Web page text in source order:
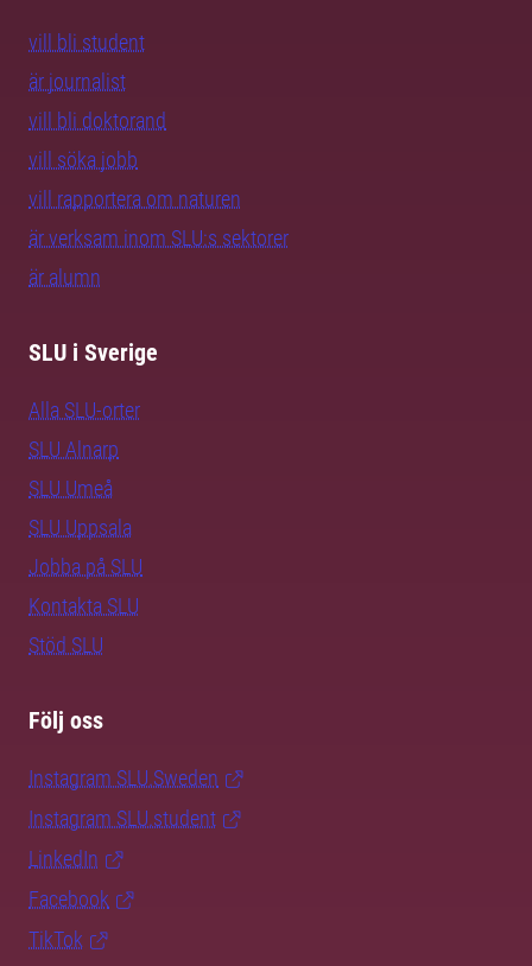
vill bli student
är journalist
vill bli doktorand
vill söka jobb
vill rapportera om naturen
är verksam inom SLU:s sektorer
är alumn
SLU i Sverige
Alla SLU-orter
SLU Alnarp
SLU Umeå
SLU Uppsala
Jobba på SLU
Kontakta SLU
Stöd SLU
Följ oss
Instagram SLU.Sweden
Instagram SLU.student
LinkedIn
Facebook
TikTok